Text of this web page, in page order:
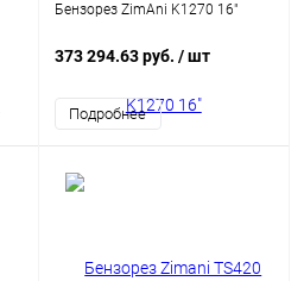
Бензорез ZimAni K1270 16"
373 294.63 руб. / шт
Подробнее